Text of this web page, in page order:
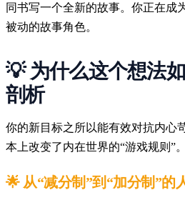
同书写一个全新的故事。你正在成
被动的故事角色。
💡 为什么这个想法
剖析
你的新目标之所以能有效对抗内心
本上改变了内在世界的“游戏规则”。
🌟 从“减分制”到“加分制”的